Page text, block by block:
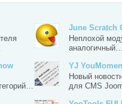
June Scratch
Неплохой
YJ
Новый
для CMS